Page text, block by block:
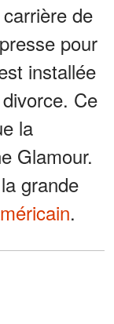
de
pour
installée
Ce
la
Glamour.
grande
.